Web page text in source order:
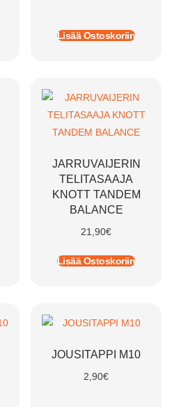
Lisää Ostoskoriin
JARRUVAIJERIN
TELITASAAJA
KNOTT TANDEM
BALANCE
21,90€
Lisää Ostoskoriin
JOUSITAPPI M10
2,90€